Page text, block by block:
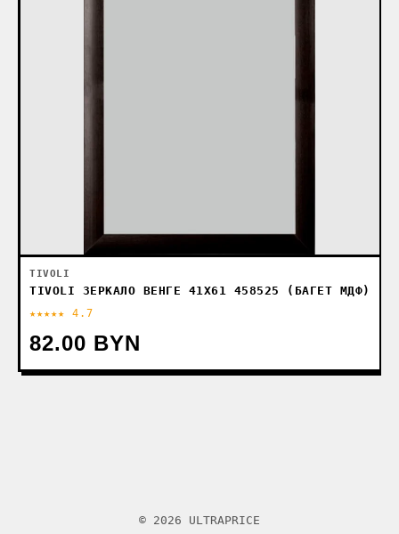
TIVOLI
TIVOLI ЗЕРКАЛО ВЕНГЕ 41Х61 458525 (БАГЕТ МДФ)
★★★★★ 4.7
82.00 BYN
© 2026 ULTRAPRICE